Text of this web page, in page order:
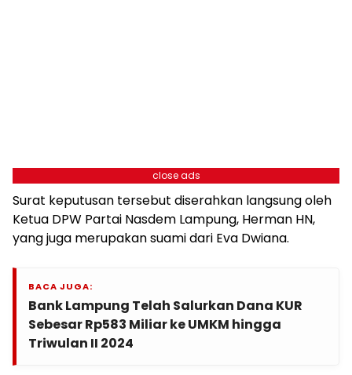
close ads
Surat keputusan tersebut diserahkan langsung oleh
Ketua DPW Partai Nasdem Lampung, Herman HN,
yang juga merupakan suami dari Eva Dwiana.
BACA JUGA:
Bank Lampung Telah Salurkan Dana KUR
Sebesar Rp583 Miliar ke UMKM hingga
Triwulan II 2024